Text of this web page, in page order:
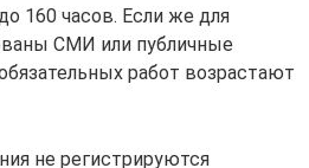
160 часов. Если же для
СМИ или публичные
работ возрастают
не регистрируются